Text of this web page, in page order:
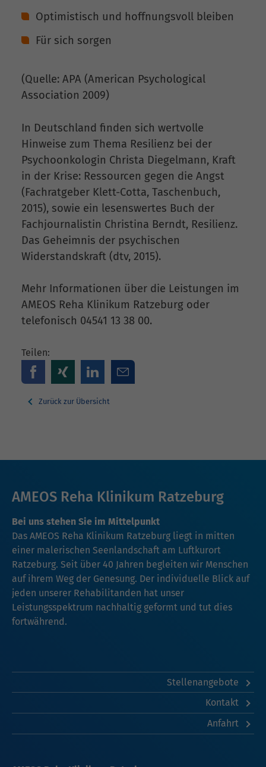
Optimistisch und hoffnungsvoll bleiben
Für sich sorgen
(Quelle: APA (American Psychological
Association 2009)
In Deutschland finden sich wertvolle
Hinweise zum Thema Resilienz bei der
Psychoonkologin Christa Diegelmann, Kraft
in der Krise: Ressourcen gegen die Angst
(Fachratgeber Klett-Cotta, Taschenbuch,
2015), sowie ein lesenswertes Buch der
Fachjournalistin Christina Berndt, Resilienz.
Das Geheimnis der psychischen
Widerstandskraft (dtv, 2015).
Mehr Informationen über die Leistungen im
AMEOS Reha Klinikum Ratzeburg oder
telefonisch 04541 13 38 00.
Teilen:
Zurück zur Übersicht
AMEOS Reha Klinikum Ratzeburg
Bei uns stehen Sie im Mittelpunkt
Das AMEOS Reha Klinikum Ratzeburg liegt in mitten
einer malerischen Seenlandschaft am Luftkurort
Ratzeburg. Seit über 40 Jahren begleiten wir Menschen
auf ihrem Weg der Genesung. Der individuelle Blick auf
jeden unserer Rehabilitanden hat unser
Leistungsspektrum nachhaltig geformt und tut dies
fortwährend.
Stellenangebote
Kontakt
Anfahrt